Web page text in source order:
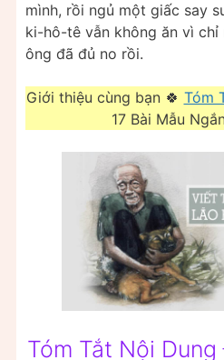
mình, rồi ngủ một giấc say
ki-hô-tê vẫn không ăn vì chỉ
ông đã đủ no rồi.
Giới thiệu cùng bạn 🍀 Tóm
17 Bài Mẫu
Tóm Tắt Nội